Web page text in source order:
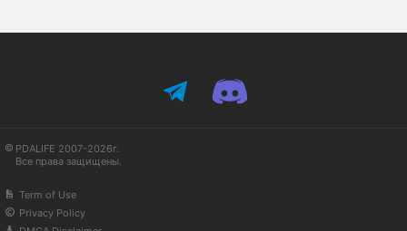
PDALIFE 2007-2026г.
Все права защищены.
Term of Use
Privacy Policy